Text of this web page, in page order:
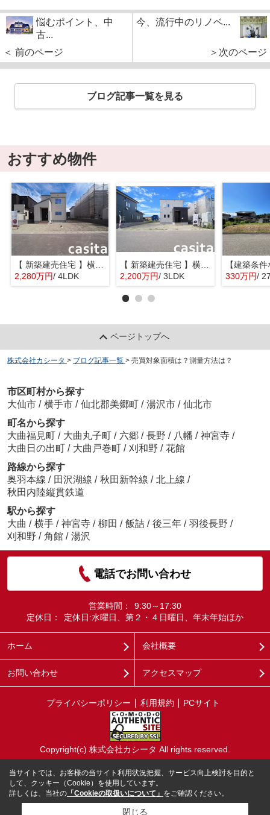
悩むポイント、中
古...
＜ 前のページ
今、流行中のリノベ...
＞次のページ
ブログ記事一覧を見る
おすすめ物件
【 新築建売住宅 】横手市八幡字長者町No58 横手北小学校区のオール電化 4LDK
2,280万円/ 4LDK
【 新築建売住宅 】横手市八幡字長者町No50 横手北小学校区のオール電化 3LDK
2,200万円/ 3LDK 330万円/
ページトップへ
株式会社カシータ > ブログ記事一覧 > 売買対象面積は？測量方法は？
市区町村から探す
大仙市 / 横手市 / 仙北郡美郷町 / 湯沢市 / 仙北市
町名から探す
大曲福見町 / 大曲丸子町 / 六郷 / 長野 / 八幡 / 神宮寺 /
大曲日の出町 / 大曲戸巻町 / 刈和野 / 花館
路線から探す
奥羽本線 / 田沢湖線 / 秋田新幹線 / 北上線 /
秋田内陸縦貫鉄道
駅から探す
大曲 / 横手 / 神宮寺 / 柳田 / 飯詰 / 後三年 / 羽後長野 /
刈和野 / 角館 / 湯沢
電話でお問い合わせ
営業時間：
9:30～17:30
定休日：
定休日:水曜日、第２・４日曜日、年末年始ほか
ホーム 会社概要
お問い合わせ アクセスマップ
プライバシーポリシー 利用規約 PCサイト
Copyright(c) 株式会社カシータ All rights reserved.
当サイトでは、お客様の当サイト利用状況把握、サービス向上検討を目的と
して、クッキー（Cookie）を使用しています。
詳しくは、当社の 「Cookieの取扱いについて」 をご確認ください。
閉じる